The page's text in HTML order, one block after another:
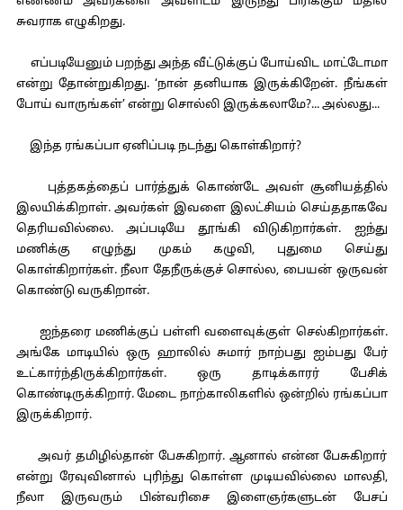
சுவராக எழுகிறது.
எப்படியேனும் பறந்து அந்த வீட்டுக்குப் போய்விட மாட்டோமா
என்று தோன்றுகிறது. ‘நான் தனியாக இருக்கிறேன். நீங்கள்
போய் வாருங்கள்’ என்று சொல்லி இருக்கலாமே?... அல்லது...
இந்த ரங்கப்பா ஏனிப்படி நடந்து கொள்கிறார்?
புத்தகத்தைப் பார்த்துக் கொண்டே அவள் சூனியத்தில்
இலயிக்கிறாள். அவர்கள் இவளை இலட்சியம் செய்ததாகவே
தெரியவில்லை. அப்படியே தூங்கி விடுகிறார்கள். ஐந்து
மணிக்கு எழுந்து முகம் கழுவி, புதுமை செய்து
கொள்கிறார்கள். நீலா தேநீருக்குச் சொல்ல, பையன் ஒருவன்
கொண்டு வருகிறான்.
ஐந்தரை மணிக்குப் பள்ளி வளைவுக்குள் செல்கிறார்கள்.
அங்கே மாடியில் ஒரு ஹாலில் சுமார் நாற்பது ஐம்பது பேர்
உட்கார்ந்திருக்கிறார்கள். ஒரு தாடிக்காரர் பேசிக்
கொண்டிருக்கிறார். மேடை நாற்காலிகளில் ஒன்றில் ரங்கப்பா
இருக்கிறார்.
அவர் தமிழில்தான் பேசுகிறார். ஆனால் என்ன பேசுகிறார்
என்று ரேவுவினால் புரிந்து கொள்ள முடியவில்லை மாலதி,
நீலா இருவரும் பின்வரிசை இளைஞர்களுடன் பேசப்